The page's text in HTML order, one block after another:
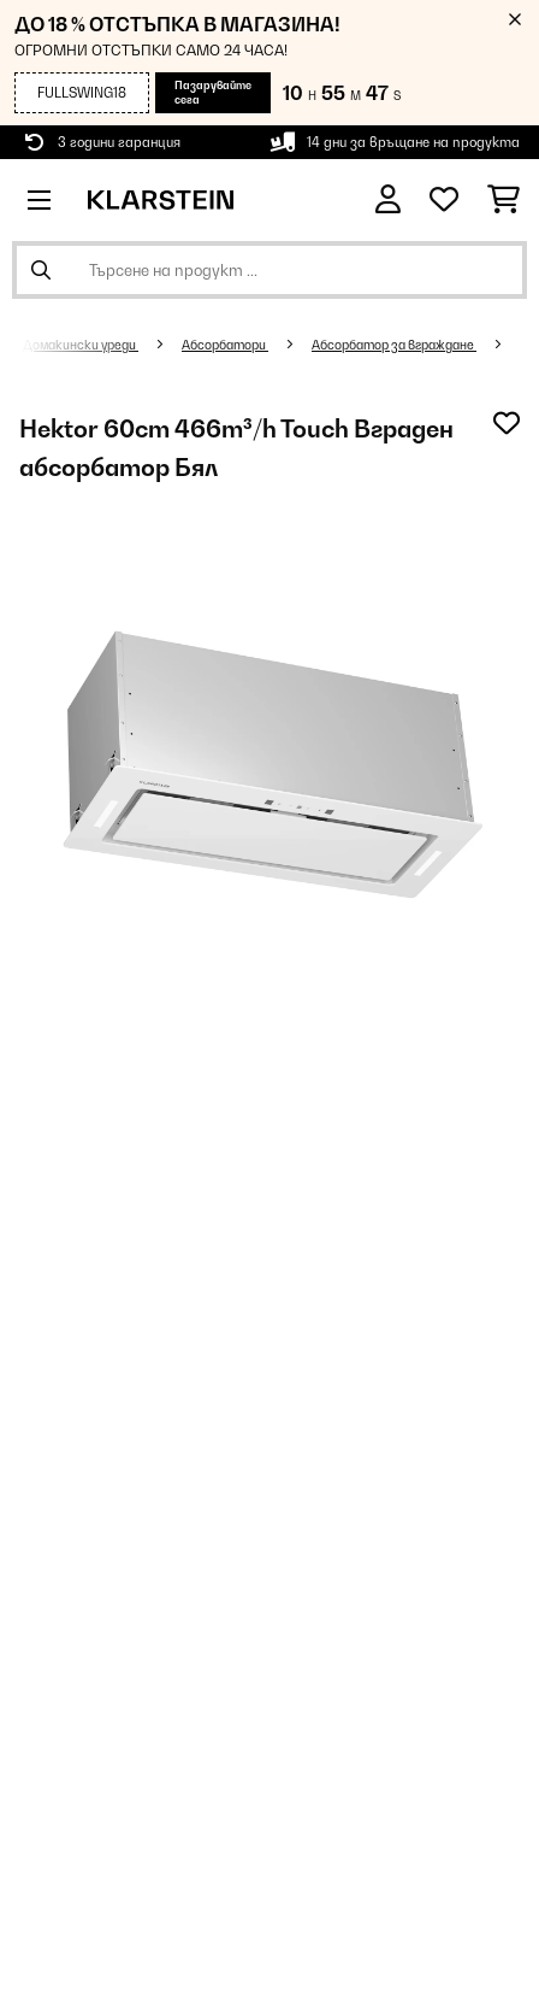
ДО 18 % ОТСТЪПКА В МАГАЗИНА!
ОГРОМНИ ОТСТЪПКИ САМО 24 ЧАСА!
FULLSWING18
Пазарувайте
сега
10 H 55 M 47 S
3 години гаранция 14 дни за връщане на продукта
Домакински уреди Абсорбатори Абсорбатор за вграждане
Hektor 60cm 466m³/h Touch Вграден
абсорбатор Бял